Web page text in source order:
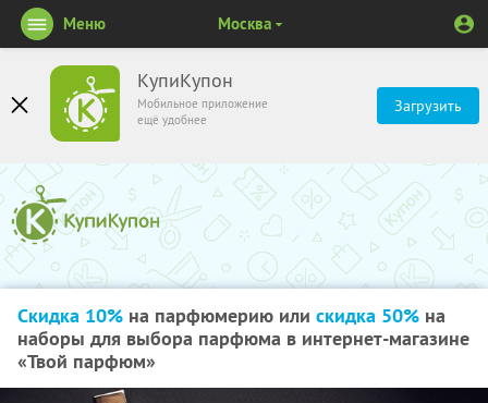
КупиКупон
Мобильное приложение
ещё удобнее
Загрузить
Меню Москва
Скидка 10% на парфюмерию или скидка 50% на
наборы для выбора парфюма в интернет-магазине
«Твой парфюм»